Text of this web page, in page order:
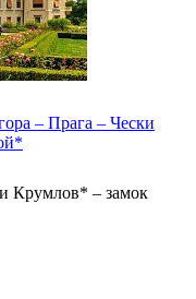
– Прага – Чески
Крумлов* – замок